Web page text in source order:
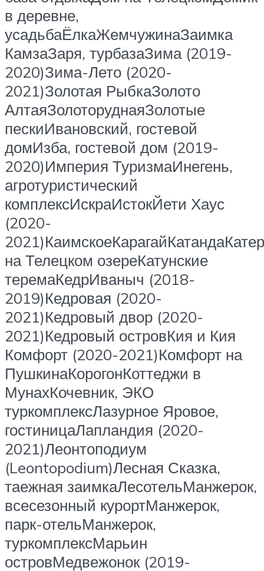
в деревне,
усадьбаЁлкаЖемчужинаЗаимка
КамзаЗаря, турбазаЗима (2019-
2020)Зима-Лето (2020-
2021)Золотая РыбкаЗолото
АлтаяЗолоторуднаяЗолотые
пескиИвановский, гостевой
домИзба, гостевой дом (2019-
2020)Империя ТуризмаИнегень,
агротуристический
комплексИскраИстокЙети Хаус
(2020-
на Телецком озереКатунские
теремаКедрИваныч (2018-
2019)Кедровая (2020-
2021)Кедровый двор (2020-
2021)Кедровый островКия и Кия
Комфорт (2020-2021)Комфорт на
ПушкинаКорогонКоттеджи в
МунахКочевник, ЭКО
туркомплексЛазурное Яровое,
гостиницаЛапландия (2020-
2021)Леонтоподиум
(Leontopodium)Лесная Сказка,
таежная заимкаЛесотельМанжерок,
всесезонный курортМанжерок,
парк-отельМанжерок,
туркомплексМарьин
островМедвежонок (2019-